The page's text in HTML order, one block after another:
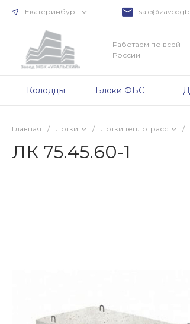
Екатеринбург
Работаем по всей
России
Колодцы Блоки ФБС
Главная / Лотки / Лотки теплотрасс /
ЛК 75.45.60-1